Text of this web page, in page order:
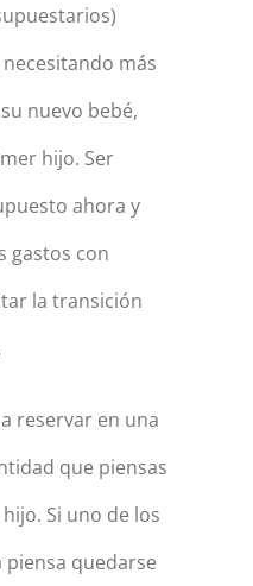
más
nuevo bebé,
hijo. Ser
ahora y
gastos con
la transición
reservar en una
que piensas
Si uno de los
quedarse